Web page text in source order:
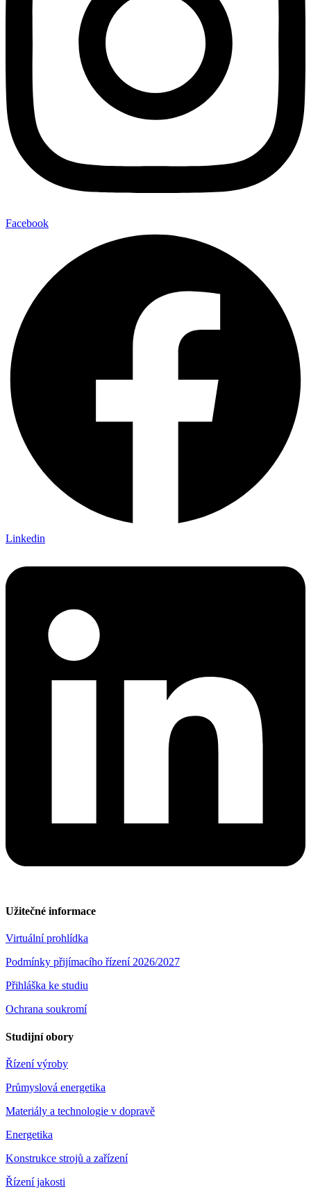
Facebook
Linkedin
Užitečné informace
Virtuální prohlídka
Podmínky přijímacího řízení 2026/2027
Přihláška ke studiu
Ochrana soukromí
Studijní obory
Řízení výroby
Průmyslová energetika
Materiály a technologie v dopravě
Energetika
Konstrukce strojů a zařízení
Řízení jakosti